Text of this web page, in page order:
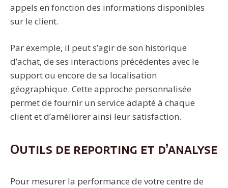
appels en fonction des informations disponibles
sur le client.
Par exemple, il peut s’agir de son historique
d’achat, de ses interactions précédentes avec le
support ou encore de sa localisation
géographique. Cette approche personnalisée
permet de fournir un service adapté à chaque
client et d’améliorer ainsi leur satisfaction.
Outils de reporting et d’analyse
Pour mesurer la performance de votre centre de